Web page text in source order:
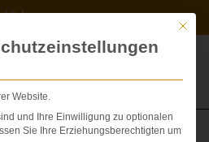
Videos
Mit
Website.
und Ihre Einwilligung zu optionalen
Sie Ihre Erziehungsberechtigten um